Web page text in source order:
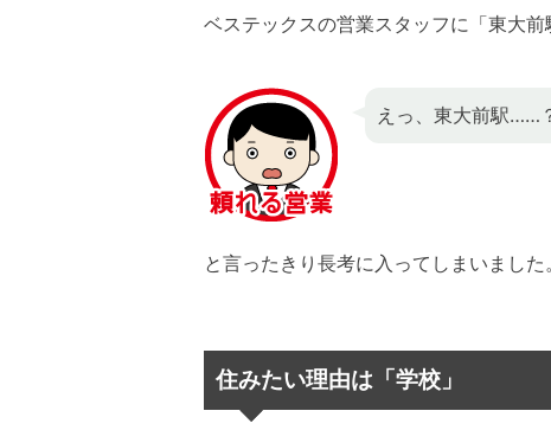
ベステックスの営業スタッフに「東大
えっ、東大前駅……
と言ったきり長考に入ってしまいまし
住みたい理由は「学校」